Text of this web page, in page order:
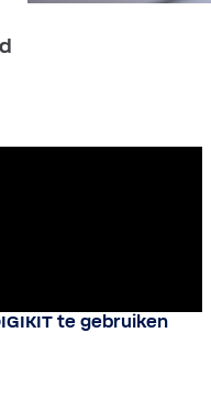
te gebruiken